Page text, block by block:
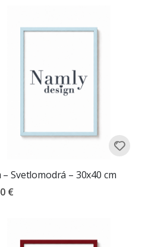
– Svetlomodrá – 30x40 cm
€